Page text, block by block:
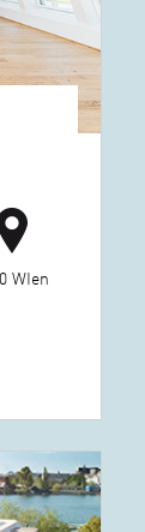
WIen